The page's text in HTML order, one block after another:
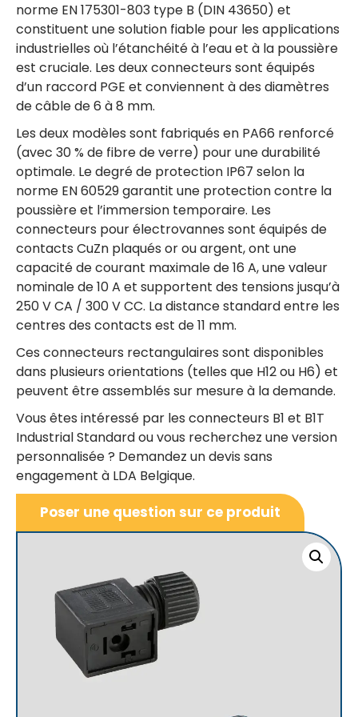
norme EN 175301-803 type B (DIN 43650) et
constituent une solution fiable pour les applications
industrielles où l’étanchéité à l’eau et à la poussière
est cruciale. Les deux connecteurs sont équipés
d’un raccord PGE et conviennent à des diamètres
de câble de 6 à 8 mm.
Les deux modèles sont fabriqués en PA66 renforcé
(avec 30 % de fibre de verre) pour une durabilité
optimale. Le degré de protection IP67 selon la
norme EN 60529 garantit une protection contre la
poussière et l’immersion temporaire. Les
connecteurs pour électrovannes sont équipés de
contacts CuZn plaqués or ou argent, ont une
capacité de courant maximale de 16 A, une valeur
nominale de 10 A et supportent des tensions jusqu’à
250 V CA / 300 V CC. La distance standard entre les
centres des contacts est de 11 mm.
Ces connecteurs rectangulaires sont disponibles
dans plusieurs orientations (telles que H12 ou H6) et
peuvent être assemblés sur mesure à la demande.
Vous êtes intéressé par les connecteurs B1 et B1T
Industrial Standard ou vous recherchez une version
personnalisée ? Demandez un devis sans
engagement à LDA Belgique.
Poser une question sur ce produit